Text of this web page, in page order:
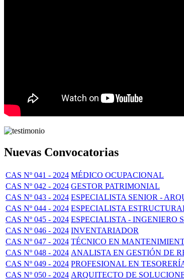
Nuevas Convocatorias
CAS Nº 041 - 2024 MÉDICO OCUPACIONAL
CAS Nº 042 - 2024 GESTOR PATRIMONIAL
CAS Nº 043 - 2024 ESPECIALISTA SENIOR -
CAS Nº 044 - 2024 ESPECIALISTA
CAS Nº 045 - 2024 ESPECIALISTA - INGENIERO
CAS Nº 046 - 2024 INVENTARIADOR
CAS Nº 047 - 2024 TÉCNICO EN
CAS Nº 048 - 2024 ANALISTA EN GESTIÓN DE
CAS Nº 049 - 2024 PROFESIONAL EN
CAS Nº 050 - 2024 ARQUITECTO DE